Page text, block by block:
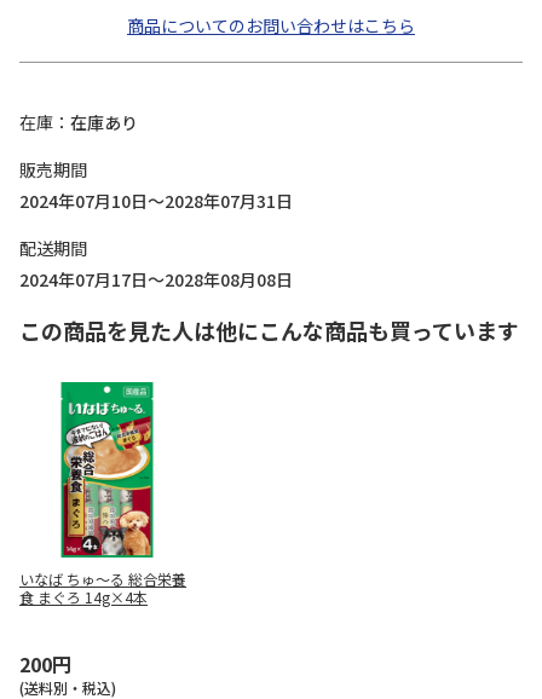
商品についてのお問い合わせはこちら
在庫
在庫あり
販売期間
2024年07月10日～2028年07月31日
配送期間
2024年07月17日～2028年08月08日
この商品を見た人は他にこんな商品も買っています
いなば ちゅ～る 総合栄養
食 まぐろ 14g×4本
200円
(送料別・税込)